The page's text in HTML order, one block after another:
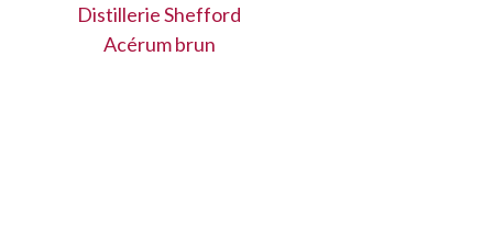
Distillerie Shefford
Acérum brun